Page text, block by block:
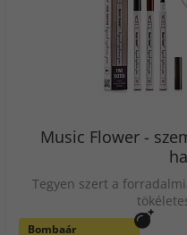
Music Flower -
Tegyen szert a
Bombaár